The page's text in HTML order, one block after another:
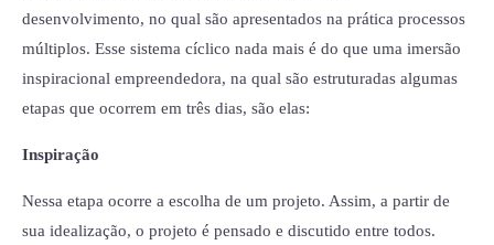
desenvolvimento, no qual são apresentados na prática processos
múltiplos. Esse sistema cíclico nada mais é do que uma imersão
inspiracional empreendedora, na qual são estruturadas algumas
etapas que ocorrem em três dias, são elas:
Inspiração
Nessa etapa ocorre a escolha de um projeto. Assim, a partir de
sua idealização, o projeto é pensado e discutido entre todos.